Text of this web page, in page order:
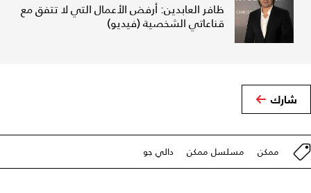
ظافر العابدين: أرفض الأعمال التي لا تتفق مع
قناعاتي الشخصية (فيديو)
شارك
ممكن مسلسل ممكن دالي جو